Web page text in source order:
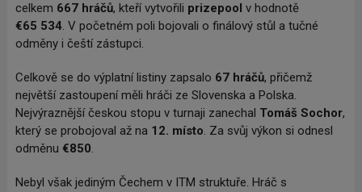
celkem 667 hráčů, kteří vytvořili prizepool v hodnotě
€65 534. V početném poli bojovali o finálový stůl a tučné
odměny i čeští zástupci.
Celkově se do výplatní listiny zapsalo 67 hráčů, přičemž
největší zastoupení měli hráči ze Slovenska a Polska.
Nejvýraznější českou stopu v turnaji zanechal Tomáš Sochor,
který se probojoval až na 12. místo. Za svůj výkon si odnesl
odměnu €850.
Nebyl však jediným Čechem v ITM struktuře. Hráč s